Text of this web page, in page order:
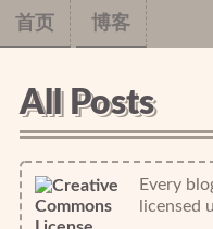
首页 博客
All Posts
Every
licensed